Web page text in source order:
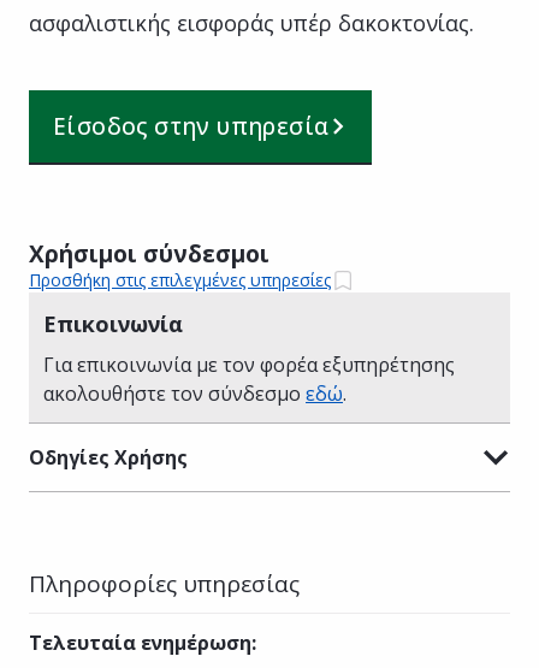
ασφαλιστικής εισφοράς υπέρ δακοκτονίας.
Είσοδος στην υπηρεσία
Χρήσιμοι σύνδεσμοι
Προσθήκη στις επιλεγμένες υπηρεσίες
Επικοινωνία
Για επικοινωνία με τον φορέα εξυπηρέτησης
ακολουθήστε τον σύνδεσμο εδώ.
Οδηγίες Χρήσης
Πληροφορίες υπηρεσίας
Τελευταία ενημέρωση: